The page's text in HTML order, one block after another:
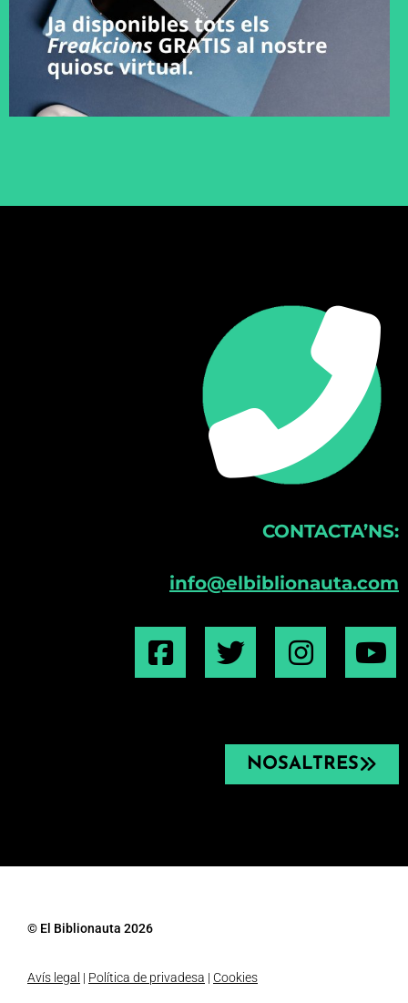
CONTACTA’NS:
info@elbiblionauta.com
NOSALTRES
© El Biblionauta 2026
Avís legal | Política de privadesa | Cookies